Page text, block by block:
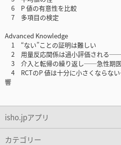
6 P 値の有意性を比較
7 多項目の検定
Advanced Knowledge
1 “ない”ことの証明は難しい
2 用量反応関係は過小評価される──
3 介入と転帰の繰り返し──急性期医
4 RCTのP 値は十分に小さくならな
響
isho.jpアプリ
カテゴリー